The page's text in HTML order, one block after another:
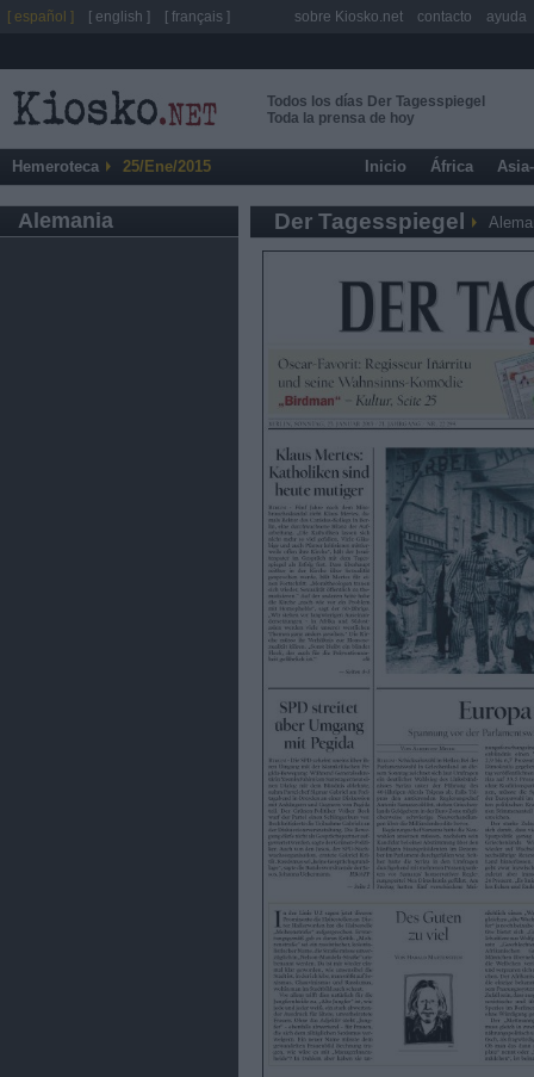
Todos los días Der Tagesspiegel
Toda la prensa de hoy
Hemeroteca 25/Ene/2015 Inicio África
Alemania Der Tagesspiegel
[ español ] [ english ] [ français ] sobre Kiosko.net contacto ayuda